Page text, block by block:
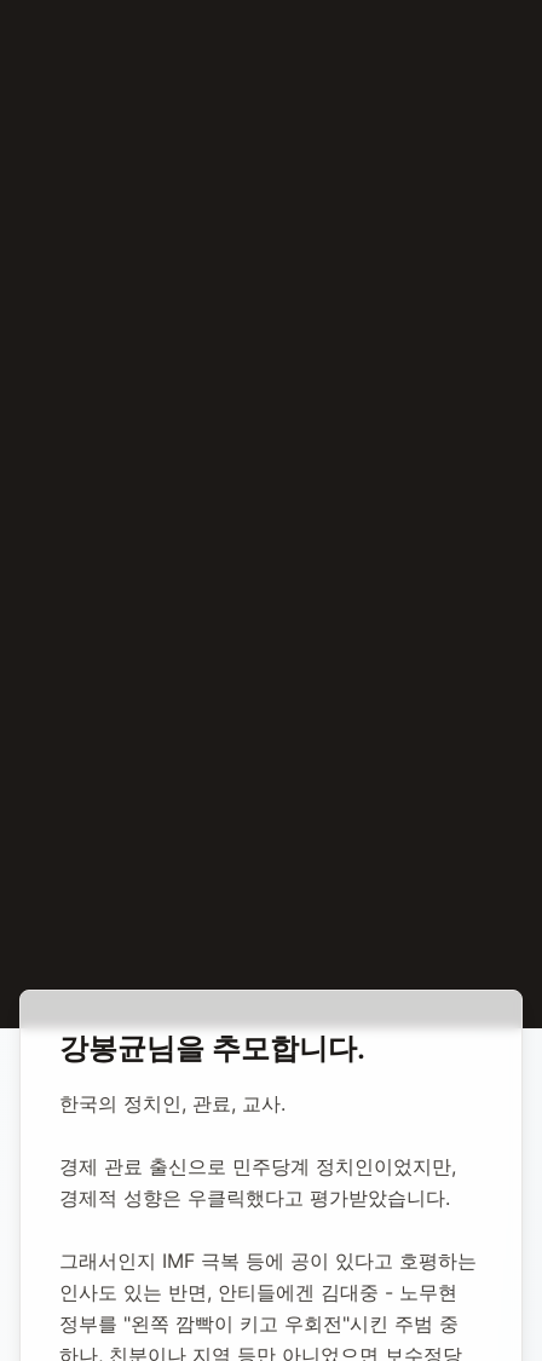
합동 추모 강봉균 정치인
강봉균 정치인
1943년 8월 13일-2017년 1월 31일(향년 73세)
추모소 개설:2020년 11월 10일
강봉균님을 추모합니다.
한국의 정치인, 관료, 교사.
경제 관료 출신으로 민주당계 정치인이었지만,
경제적 성향은 우클릭했다고 평가받았습니다.
그래서인지 IMF 극복 등에 공이 있다고 호평하는
인사도 있는 반면, 안티들에겐 김대중 - 노무현
정부를 "왼쪽 깜빡이 키고 우회전"시킨 주범 중
하나, 친분이나 지역 등만 아니었으면 보수정당